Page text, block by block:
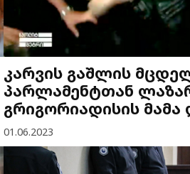
კარვის გაშლის
პარლამენტთან
გრიგორიადისის მამა
01.06.2023